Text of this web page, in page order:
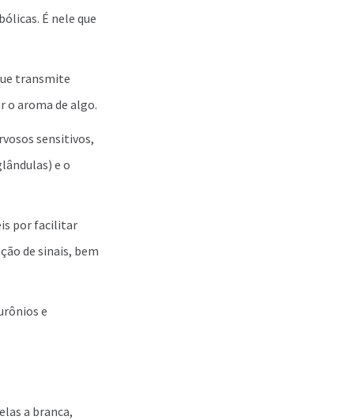
É nele que
transmite
o aroma de algo.
sensitivos,
e o
por facilitar
de sinais, bem
e
a branca,